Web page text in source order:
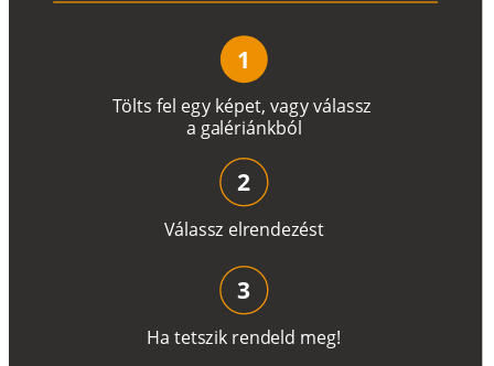
Tölts fel egy képet, vagyválassz
a galériánkból
1
Válassz elrendezést
2
Ha tetszik rendeld meg!
3